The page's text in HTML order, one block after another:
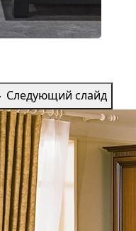
Следующий слайд